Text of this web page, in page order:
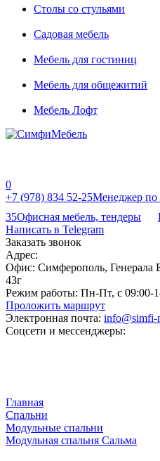
Столы со стульями
Садовая мебель
Мебель для гостиниц
Мебель для общежитий
Мебель Лофт
0
+7 (978) 834 52-25Менеджер по
35Офисная мебель, тендеры
Написать в Telegram
Заказать звонок
Адрес:
Офис: Симферополь, Генерала
43г
Режим работы: Пн-Пт, с 09:00-
Проложить маршрут
Электронная почта: info@simfi-
Соцсети и мессенджеры:
Главная
Cпальни
Модульные спальни
Модульная спальня Сальма